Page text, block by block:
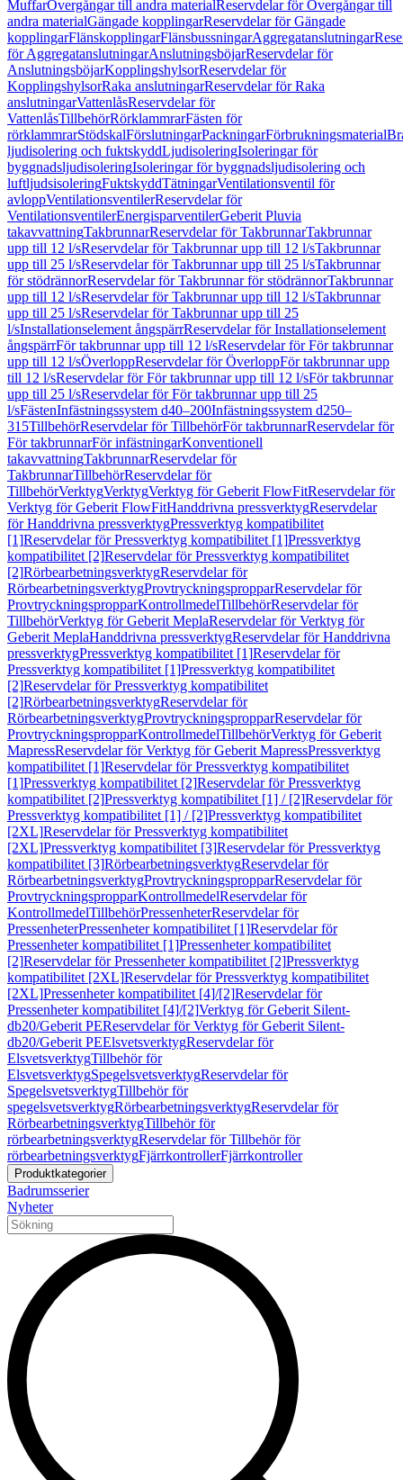
MuffarÖvergångar till andra materialReservdelar för Övergångar till
andra materialGängade kopplingarReservdelar för Gängade
kopplingarFlänskopplingarFlänsbussningarAggregatanslutningar
för AggregatanslutningarAnslutningsböjarReservdelar för
AnslutningsböjarKopplingshylsorReservdelar för
KopplingshylsorRaka anslutningarReservdelar för Raka
anslutningarVattenlåsReservdelar för
VattenlåsTillbehörRörklammrarFästen för
rörklammrarStödskalFörslutningarPackningarFörbrukningsmaterial
ljudisolering och fuktskyddLjudisoleringIsoleringar för
byggnadsljudisoleringIsoleringar för byggnadsljudisolering och
luftljudsisoleringFuktskyddTätningarVentilationsventil för
avloppVentilationsventilerReservdelar för
VentilationsventilerEnergisparventilerGeberit Pluvia
takavvattningTakbrunnarReservdelar för TakbrunnarTakbrunnar
upp till 12 l/sReservdelar för Takbrunnar upp till 12 l/sTakbrunnar
upp till 25 l/sReservdelar för Takbrunnar upp till 25 l/sTakbrunnar
för stödrännorReservdelar för Takbrunnar för stödrännorTakbrunnar
upp till 12 l/sReservdelar för Takbrunnar upp till 12 l/sTakbrunnar
upp till 25 l/sReservdelar för Takbrunnar upp till 25
l/sInstallationselement ångspärrReservdelar för Installationselement
ångspärrFör takbrunnar upp till 12 l/sReservdelar för För takbrunnar
upp till 12 l/sÖverloppReservdelar för ÖverloppFör takbrunnar upp
till 12 l/sReservdelar för För takbrunnar upp till 12 l/sFör takbrunnar
upp till 25 l/sReservdelar för För takbrunnar upp till 25
l/sFästenInfästningssystem d40–200Infästningssystem d250–
315TillbehörReservdelar för TillbehörFör takbrunnarReservdelar för
För takbrunnarFör infästningarKonventionell
takavvattningTakbrunnarReservdelar för
TakbrunnarTillbehörReservdelar för
TillbehörVerktygVerktygVerktyg för Geberit FlowFitReservdelar för
Verktyg för Geberit FlowFitHanddrivna pressverktygReservdelar
för Handdrivna pressverktygPressverktyg kompatibilitet
[1]Reservdelar för Pressverktyg kompatibilitet [1]Pressverktyg
kompatibilitet [2]Reservdelar för Pressverktyg kompatibilitet
[2]RörbearbetningsverktygReservdelar för
RörbearbetningsverktygProvtryckningspropparReservdelar för
ProvtryckningspropparKontrollmedelTillbehörReservdelar för
TillbehörVerktyg för Geberit MeplaReservdelar för Verktyg för
Geberit MeplaHanddrivna pressverktygReservdelar för Handdrivna
pressverktygPressverktyg kompatibilitet [1]Reservdelar för
Pressverktyg kompatibilitet [1]Pressverktyg kompatibilitet
[2]Reservdelar för Pressverktyg kompatibilitet
[2]RörbearbetningsverktygReservdelar för
RörbearbetningsverktygProvtryckningspropparReservdelar för
ProvtryckningspropparKontrollmedelTillbehörVerktyg för Geberit
MapressReservdelar för Verktyg för Geberit MapressPressverktyg
kompatibilitet [1]Reservdelar för Pressverktyg kompatibilitet
[1]Pressverktyg kompatibilitet [2]Reservdelar för Pressverktyg
kompatibilitet [2]Pressverktyg kompatibilitet [1] / [2]Reservdelar för
Pressverktyg kompatibilitet [1] / [2]Pressverktyg kompatibilitet
[2XL]Reservdelar för Pressverktyg kompatibilitet
[2XL]Pressverktyg kompatibilitet [3]Reservdelar för Pressverktyg
kompatibilitet [3]RörbearbetningsverktygReservdelar för
RörbearbetningsverktygProvtryckningspropparReservdelar för
ProvtryckningspropparKontrollmedelReservdelar för
KontrollmedelTillbehörPressenheterReservdelar för
PressenheterPressenheter kompatibilitet [1]Reservdelar för
Pressenheter kompatibilitet [1]Pressenheter kompatibilitet
[2]Reservdelar för Pressenheter kompatibilitet [2]Pressverktyg
kompatibilitet [2XL]Reservdelar för Pressverktyg kompatibilitet
[2XL]Pressenheter kompatibilitet [4]/[2]Reservdelar för
Pressenheter kompatibilitet [4]/[2]Verktyg för Geberit Silent-
db20/Geberit PEReservdelar för Verktyg för Geberit Silent-
db20/Geberit PEElsvetsverktygReservdelar för
ElsvetsverktygTillbehör för
ElsvetsverktygSpegelsvetsverktygReservdelar för
SpegelsvetsverktygTillbehör för
spegelsvetsverktygRörbearbetningsverktygReservdelar för
RörbearbetningsverktygTillbehör för
rörbearbetningsverktygReservdelar för Tillbehör för
rörbearbetningsverktygFjärrkontrollerFjärrkontroller
Produktkategorier
Badrumsserier
Nyheter